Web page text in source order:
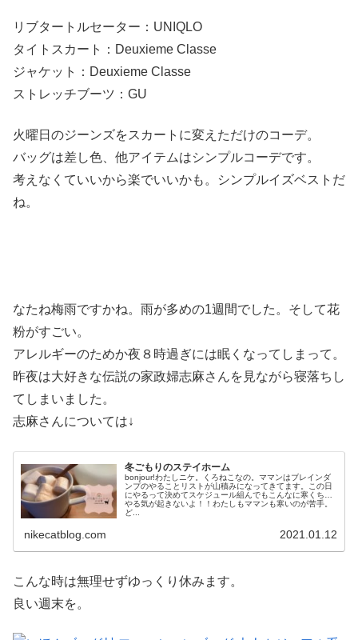
リブタートルセーター：UNIQLO
タイトスカート：Deuxieme Classe
ジャケット：Deuxieme Classe
ストレッチブーツ：GU
火曜日のジーンズをスカートに変えただけのコーデ。
バッグは差し色、他アイテムはシンプルコーデです。
考えなくていいから楽でいいかも。シンプルイズベストだ
ね。
なたね梅雨ですかね。雨が多めの1週間でした。そして花
粉がすごい。
アレルギーのためか夜８時過ぎには眠くなってしまって。
昨夜は大好きな伝説の家政婦志麻さんを見ながら寝落ちし
てしまいました。
志麻さんについては↓
冬ごもりのステイホーム
bonjour!わたしニケ。くろねこなの。ママンはブレインダ
ンプのやることリストが山積みになってきてます。この日
にやるって決めてスケジュール組んでもこんなに寒くちゃ
やる気が起きないよ！！わたしもママンも寒いのが苦手。
ど...
nikecatblog.com 2021.01.12
こんな時は無理せずゆっくり休みます。
良い週末を。